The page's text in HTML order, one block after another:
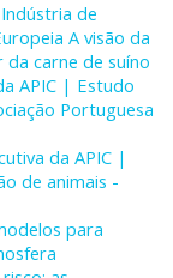
de
A visão da
carne de suíno
APIC | Estudo
Portuguesa
da APIC |
de animais -
para